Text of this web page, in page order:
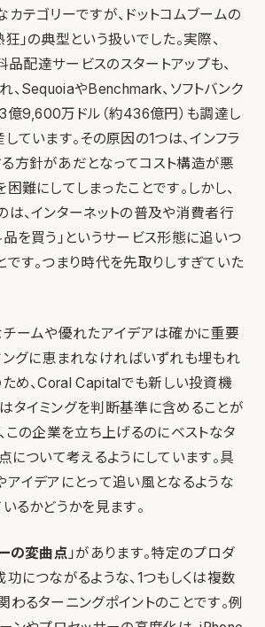
カテゴリーですが、ドットコムブームの
」の典型という扱いでした。実際、
配達サービスのスタートアップも、
、SequoiaやBenchmark、ソフトバンク
億9,600万ドル（約436億円）も調達し
ています。その原因の1つは、インフラ
方針があだとなってコスト構造が悪
難にしてしまったことです。しかし、
は、インターネットの普及や消費者行
品を買う」というサービス形態に追いつ
です。つまり時代を先取りしすぎていた
チームや優れたアイデアは確かに重要
ングに恵まれなければいずれも埋もれ
ため、Coral Capitalでも新しい投資機
タイミングを判断基準に含めることが
この企業を立ち上げるのにベストなタ
について考えるようにしています。具
アイデアにとって追い風となるような
るかどうかを見ます。
の変曲点 」があります。特定のプロダ
功につながるような、1つもしくは複数
わるターニングポイントのことです。例